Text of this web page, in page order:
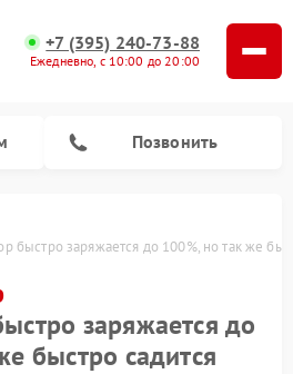
+7 (395) 240-73-88
Ежедневно, с 10:00 до 20:00
Позвонить
быстро заряжается до 100%, но так же
заряжается до
быстро садится